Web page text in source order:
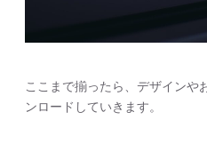
ここまで揃ったら、デザインや
ンロードしていきます。